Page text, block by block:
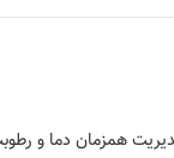
همزمان دما و